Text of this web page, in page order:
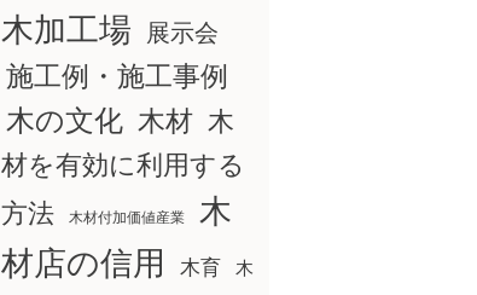
木加工場
展示会
施工例・施工事例
木の文化 木材 木
材を有効に利用する
方法
木材付加価値産業
木
材店の信用
木育 木